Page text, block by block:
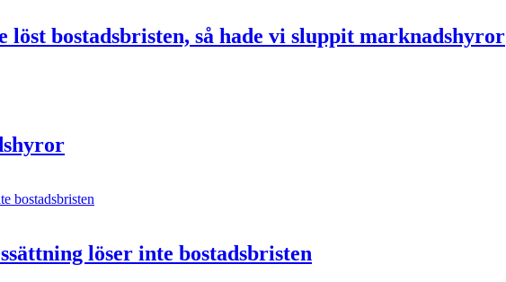
löst bostadsbristen, så hade vi sluppit marknadshyror
löser inte bostadsbristen